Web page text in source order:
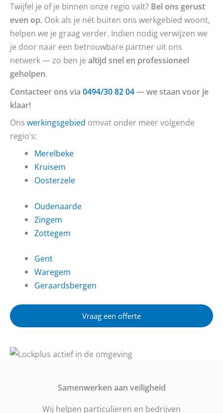
Twijfel je of je binnen onze regio valt? Bel ons gerust
even op. Ook als je nét buiten ons werkgebied woont,
helpen we je graag verder. Indien nodig verwijzen we
je door naar een betrouwbare partner uit ons
netwerk — zo ben je altijd snel en professioneel
geholpen.
Contacteer ons via 0494/30 82 04— we staan voor je
klaar!
Ons werkingsgebied omvat onder meer volgende
regio’s:
Merelbeke
Kruisem
Oosterzele
Oudenaarde
Zingem
Zottegem
Gent
Waregem
Geraardsbergen
Vraag een offerte
Samenwerken aan veiligheid
Wij helpen particulieren en bedrijven